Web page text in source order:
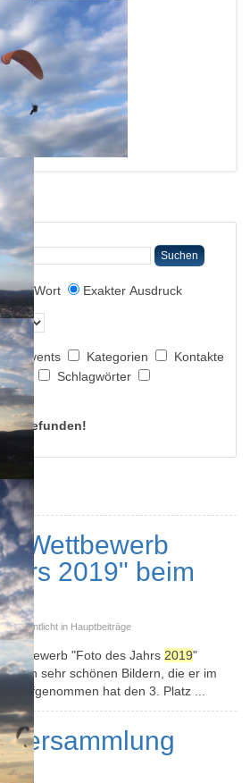
Suchen
Wort Exakter Ausdruck
in Events Kategorien
Kontakte
Schlagwörter
gefunden!
Wettbewerb
2019" beim
in Hauptbeiträge
"Foto des Jahrs 2019"
sehr schönen Bildern, die er im
aufgenommen hat den 3. Platz ...